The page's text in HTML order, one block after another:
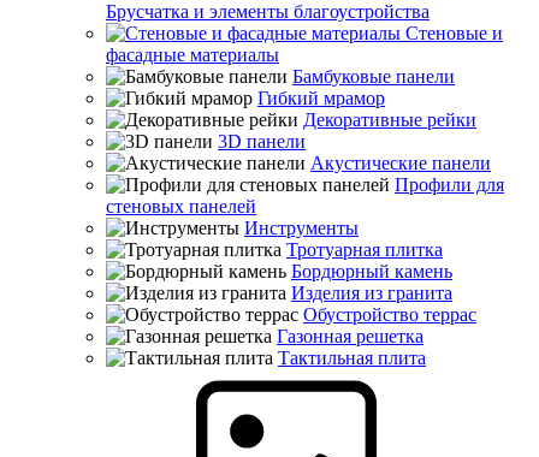
Брусчатка и элементы благоустройства
Стеновые и
фасадные материалы
Бамбуковые панели
Гибкий мрамор
Декоративные рейки
3D панели
Акустические панели
Профили для
стеновых панелей
Инструменты
Тротуарная плитка
Бордюрный камень
Изделия из гранита
Обустройство террас
Газонная решетка
Тактильная плита